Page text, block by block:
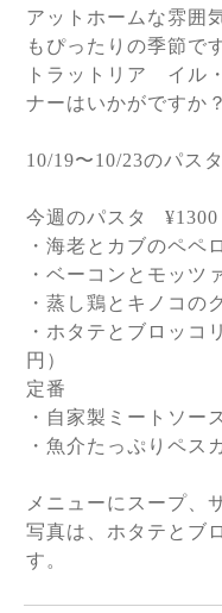
アットホームな雰囲
もぴったりの季節で
トラットリア イル
ナーはいかがですか？
10/19〜10/23のパス
今週のパスタ
¥1300
・海老とカブのペ
・ベーコンとモッツ
・蒸し鶏とキノコ
・ホタテとブロッコ
円）
定番
・自家製ミートソー
・魚介たっぷりペス
メニューにスープ、
写真は、ホタテとブ
す。